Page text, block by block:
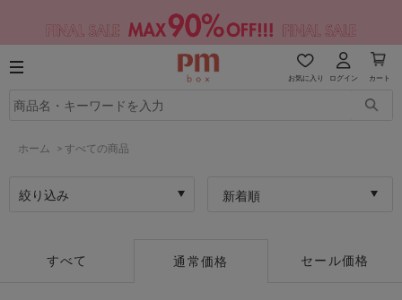
お気に入り ログイン カート
ホーム > すべての商品
絞り込み 新着順
すべて 通常価格 セール価格